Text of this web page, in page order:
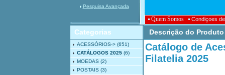
Pesquisa Avançada
Quem Somos Condiçoes
Categorias
ACESSÓRIOS->(651)
CATÁLOGOS 2025(6)
MOEDAS (2)
POSTAIS (3)
Descrição do Produto
Catálogo de
Filatelia 2025